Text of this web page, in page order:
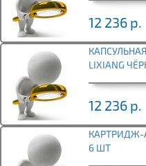
12 236 р.
LIXIANG
12 236 р.
КАРТРИДЖ-
6 ШТ